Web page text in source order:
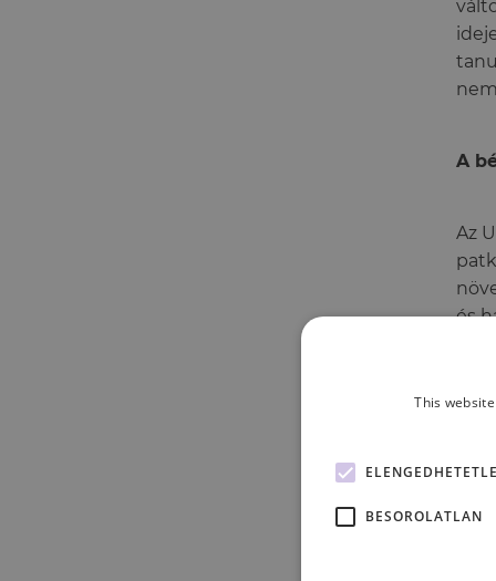
A
Az
és
This
BESOROLATLAN